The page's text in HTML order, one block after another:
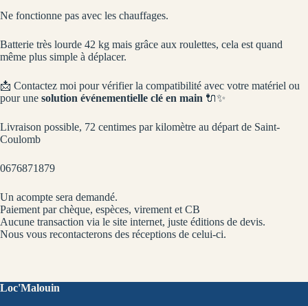
Ne fonctionne pas avec les chauffages.
Batterie très lourde 42 kg mais grâce aux roulettes, cela est quand
même plus simple à déplacer.
📩 Contactez moi pour vérifier la compatibilité avec votre matériel ou
pour une solution événementielle clé en main 🔌✨
Livraison possible, 72 centimes par kilomètre au départ de Saint-
Coulomb
0676871879
Un acompte sera demandé.
Paiement par chèque, espèces, virement et CB
Aucune transaction via le site internet, juste éditions de devis.
Nous vous recontacterons des réceptions de celui-ci.
Loc'Malouin